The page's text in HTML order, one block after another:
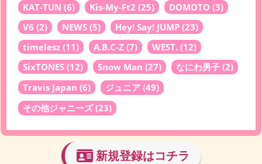
KAT-TUN (6) Kis-My-Ft2 (25) DOMOTO (3)
V6 (2) NEWS (5) Hey! Say! JUMP (23)
timelesz (11) A.B.C-Z (7) WEST. (12)
SixTONES (12) Snow Man (27) なにわ男子 (2)
Travis Japan (6) ジュニア (49)
その他ジャニーズ(23)
新規登録はコチラ